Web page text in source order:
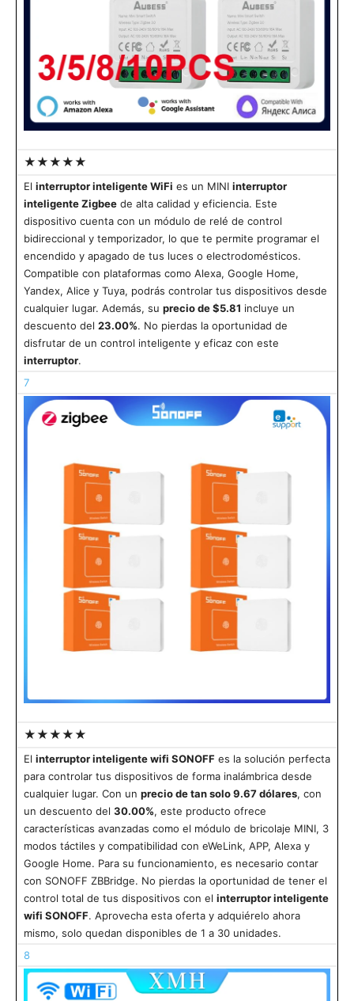
★★★★★
El interruptor inteligente WiFi es un MINI interruptor
inteligente Zigbee de alta calidad y eficiencia. Este
dispositivo cuenta con un módulo de relé de control
bidireccional y temporizador, lo que te permite programar el
encendido y apagado de tus luces o electrodomésticos.
Compatible con plataformas como Alexa, Google Home,
Yandex, Alice y Tuya, podrás controlar tus dispositivos desde
cualquier lugar. Además, su precio de $5.81 incluye un
descuento del 23.00%. No pierdas la oportunidad de
disfrutar de un control inteligente y eficaz con este
interruptor.
7
★★★★★
El interruptor inteligente wifi SONOFF es la solución perfecta
para controlar tus dispositivos de forma inalámbrica desde
cualquier lugar. Con un precio de tan solo 9.67 dólares, con
un descuento del 30.00%, este producto ofrece
características avanzadas como el módulo de bricolaje MINI, 3
modos táctiles y compatibilidad con eWeLink, APP, Alexa y
Google Home. Para su funcionamiento, es necesario contar
con SONOFF ZBBridge. No pierdas la oportunidad de tener el
control total de tus dispositivos con el interruptor inteligente
wifi SONOFF. Aprovecha esta oferta y adquiérelo ahora
mismo, solo quedan disponibles de 1 a 30 unidades.
8